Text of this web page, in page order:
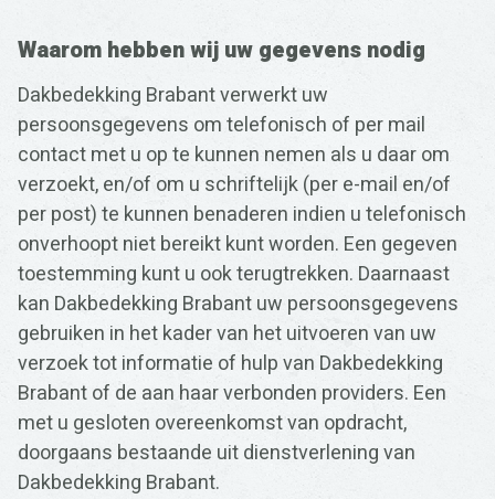
Waarom hebben wij uw gegevens nodig
Dakbedekking Brabant verwerkt uw
persoonsgegevens om telefonisch of per mail
contact met u op te kunnen nemen als u daar om
verzoekt, en/of om u schriftelijk (per e-mail en/of
per post) te kunnen benaderen indien u telefonisch
onverhoopt niet bereikt kunt worden. Een gegeven
toestemming kunt u ook terugtrekken. Daarnaast
kan Dakbedekking Brabant uw persoonsgegevens
gebruiken in het kader van het uitvoeren van uw
verzoek tot informatie of hulp van Dakbedekking
Brabant of de aan haar verbonden providers. Een
met u gesloten overeenkomst van opdracht,
doorgaans bestaande uit dienstverlening van
Dakbedekking Brabant.